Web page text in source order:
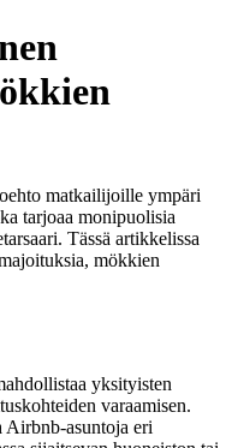
matkailijoille ympäri
tarjoaa monipuolisia
Tässä artikkelissa
mökkien
yksityisten
varaamisen.
Airbnb-asuntoja eri